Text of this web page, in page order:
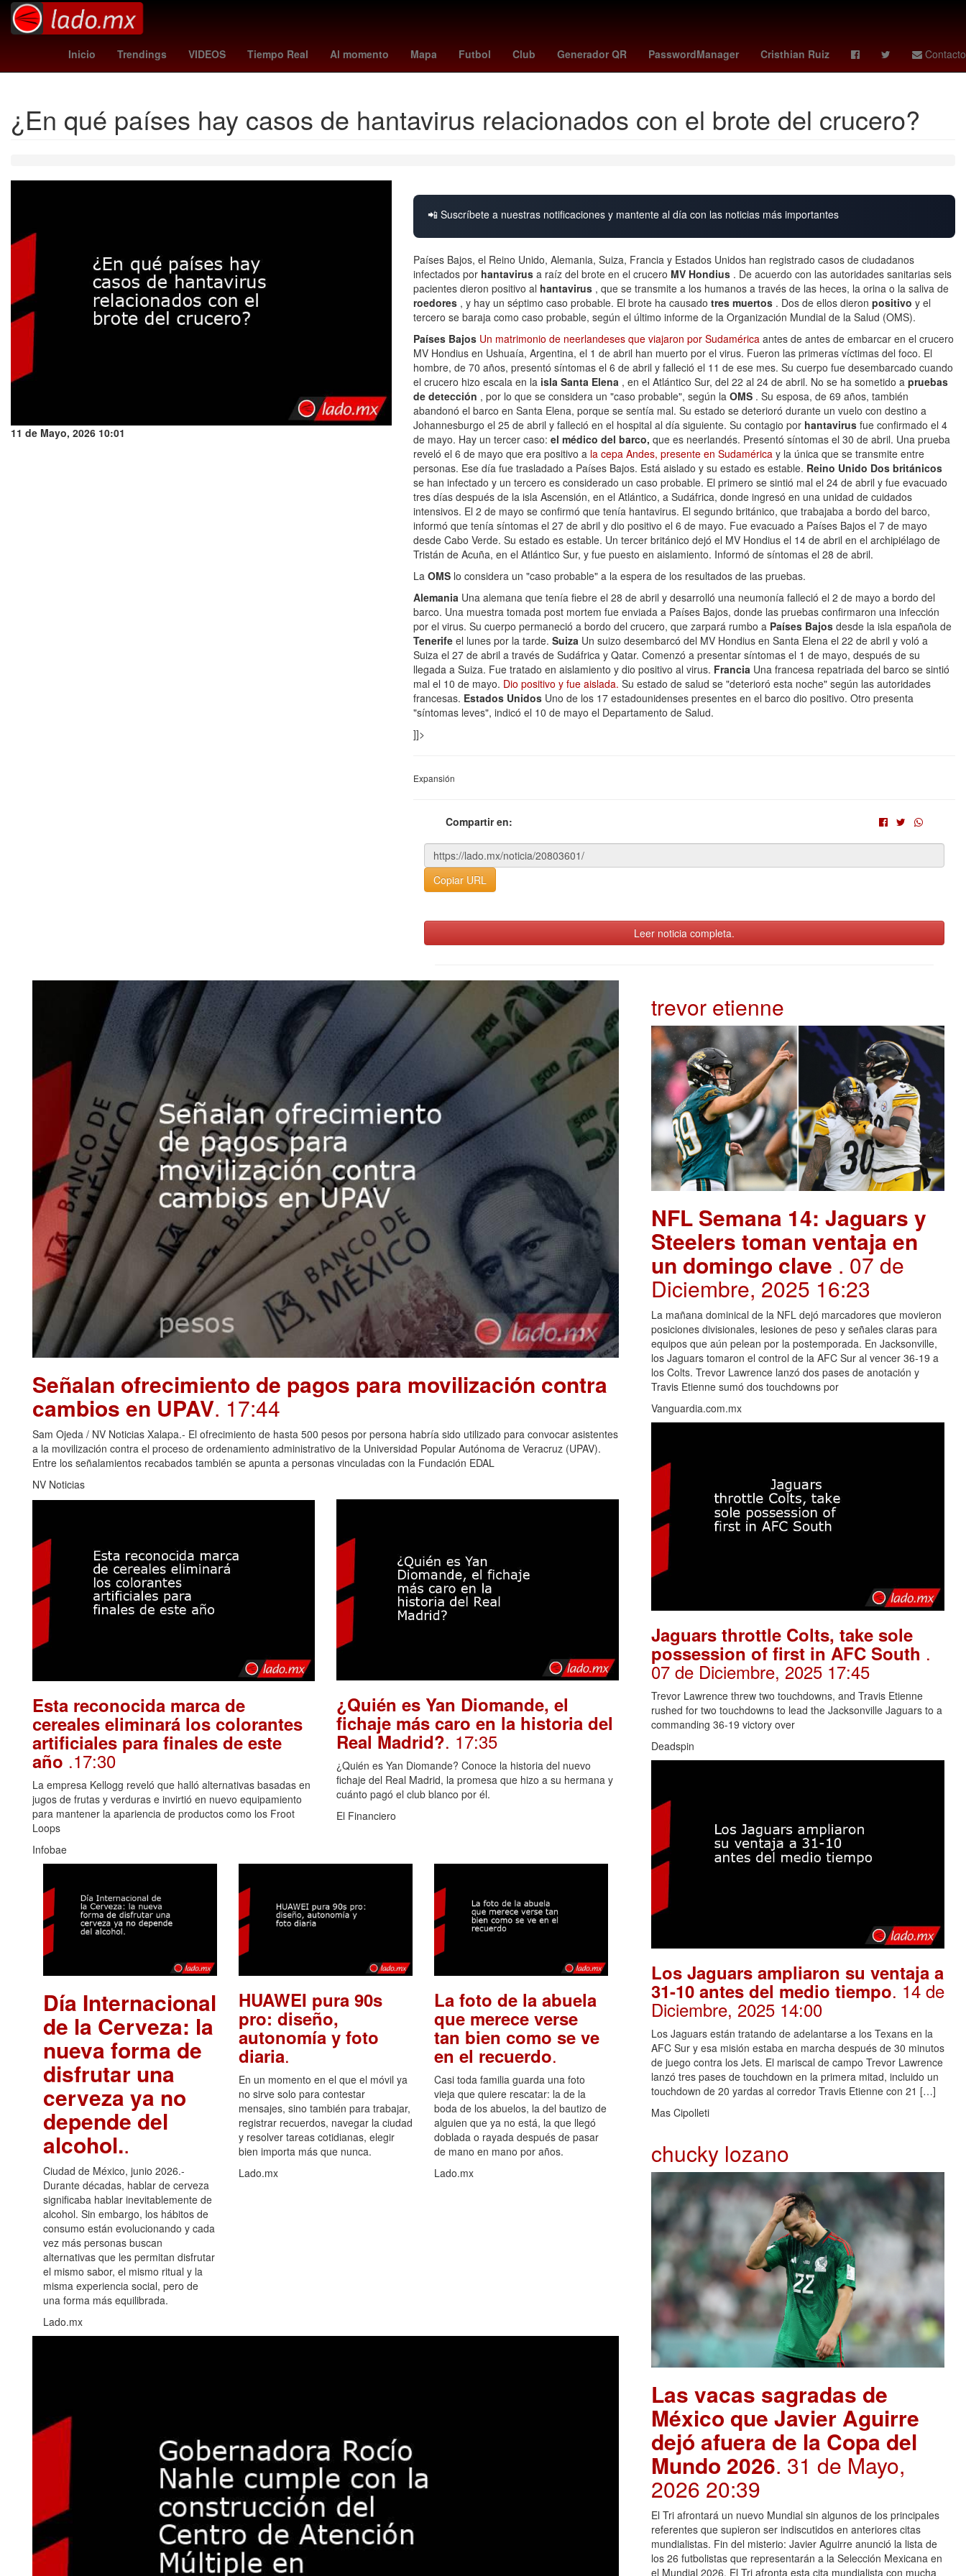
Inicio Trendings VIDEOS Tiempo Real Al momento Mapa Futbol Club Generador QR PasswordManager Cristhian Ruiz Contacto
Venezolanos Puebla de Zaragoza Aguascalientes brais méndez américa - san diego fc Basura espacial Sultanes Peculado Producción trevor etienne
¿En qué países hay casos de hantavirus relacionados con el brote del crucero?
11 de Mayo, 2026 10:01
📲 Suscríbete a nuestras notificaciones y mantente al día con las noticias más importantes
Países Bajos, el Reino Unido, Alemania, Suiza, Francia y Estados Unidos han registrado casos de ciudadanos
infectados por hantavirus a raíz del brote en el crucero MV Hondius . De acuerdo con las autoridades sanitarias seis
pacientes dieron positivo al hantavirus , que se transmite a los humanos a través de las heces, la orina o la saliva de
roedores , y hay un séptimo caso probable. El brote ha causado tres muertos . Dos de ellos dieron positivo y el
tercero se baraja como caso probable, según el último informe de la Organización Mundial de la Salud (OMS).
Países Bajos Un matrimonio de neerlandeses que viajaron por Sudamérica antes de antes de embarcar en el crucero
MV Hondius en Ushuaía, Argentina, el 1 de abril han muerto por el virus. Fueron las primeras víctimas del foco. El
hombre, de 70 años, presentó síntomas el 6 de abril y falleció el 11 de ese mes. Su cuerpo fue desembarcado cuando
el crucero hizo escala en la isla Santa Elena , en el Atlántico Sur, del 22 al 24 de abril. No se ha sometido a pruebas
de detección , por lo que se considera un "caso probable", según la OMS . Su esposa, de 69 años, también
abandonó el barco en Santa Elena, porque se sentía mal. Su estado se deterioró durante un vuelo con destino a
Johannesburgo el 25 de abril y falleció en el hospital al día siguiente. Su contagio por hantavirus fue confirmado el 4
de mayo. Hay un tercer caso: el médico del barco, que es neerlandés. Presentó síntomas el 30 de abril. Una prueba
reveló el 6 de mayo que era positivo a la cepa Andes, presente en Sudamérica y la única que se transmite entre
personas. Ese día fue trasladado a Países Bajos. Está aislado y su estado es estable. Reino Unido Dos británicos
se han infectado y un tercero es considerado un caso probable. El primero se sintió mal el 24 de abril y fue evacuado
tres días después de la isla Ascensión, en el Atlántico, a Sudáfrica, donde ingresó en una unidad de cuidados
intensivos. El 2 de mayo se confirmó que tenía hantavirus. El segundo británico, que trabajaba a bordo del barco,
informó que tenía síntomas el 27 de abril y dio positivo el 6 de mayo. Fue evacuado a Países Bajos el 7 de mayo
desde Cabo Verde. Su estado es estable. Un tercer británico dejó el MV Hondius el 14 de abril en el archipiélago de
Tristán de Acuña, en el Atlántico Sur, y fue puesto en aislamiento. Informó de síntomas el 28 de abril.
La OMS lo considera un "caso probable" a la espera de los resultados de las pruebas.
Alemania Una alemana que tenía fiebre el 28 de abril y desarrolló una neumonía falleció el 2 de mayo a bordo del
barco. Una muestra tomada post mortem fue enviada a Países Bajos, donde las pruebas confirmaron una infección
por el virus. Su cuerpo permaneció a bordo del crucero, que zarpará rumbo a Países Bajos desde la isla española de
Tenerife el lunes por la tarde. Suiza Un suizo desembarcó del MV Hondius en Santa Elena el 22 de abril y voló a
Suiza el 27 de abril a través de Sudáfrica y Qatar. Comenzó a presentar síntomas el 1 de mayo, después de su
llegada a Suiza. Fue tratado en aislamiento y dio positivo al virus. Francia Una francesa repatriada del barco se sintió
mal el 10 de mayo. Dio positivo y fue aislada. Su estado de salud se "deterioró esta noche" según las autoridades
francesas. Estados Unidos Uno de los 17 estadounidenses presentes en el barco dio positivo. Otro presenta
"síntomas leves", indicó el 10 de mayo el Departamento de Salud.
]]>
Expansión
Compartir en:
Copiar URL
Leer noticia completa.
Señalan ofrecimiento de pagos para movilización contra
cambios en UPAV. 17:44
Sam Ojeda / NV Noticias Xalapa.- El ofrecimiento de hasta 500 pesos por persona habría sido utilizado para convocar asistentes
a la movilización contra el proceso de ordenamiento administrativo de la Universidad Popular Autónoma de Veracruz (UPAV).
Entre los señalamientos recabados también se apunta a personas vinculadas con la Fundación EDAL
NV Noticias
Esta reconocida marca de
cereales eliminará los colorantes
artificiales para finales de este
año .17:30
La empresa Kellogg reveló que halló alternativas basadas en
jugos de frutas y verduras e invirtió en nuevo equipamiento
para mantener la apariencia de productos como los Froot
Loops
Infobae
¿Quién es Yan Diomande, el
fichaje más caro en la historia del
Real Madrid?. 17:35
¿Quién es Yan Diomande? Conoce la historia del nuevo
fichaje del Real Madrid, la promesa que hizo a su hermana y
cuánto pagó el club blanco por él.
El Financiero
Día Internacional
de la Cerveza: la
nueva forma de
disfrutar una
cerveza ya no
depende del
alcohol..
Ciudad de México, junio 2026.-
Durante décadas, hablar de cerveza
significaba hablar inevitablemente de
alcohol. Sin embargo, los hábitos de
consumo están evolucionando y cada
vez más personas buscan
alternativas que les permitan disfrutar
el mismo sabor, el mismo ritual y la
misma experiencia social, pero de
una forma más equilibrada.
Lado.mx
HUAWEI pura 90s
pro: diseño,
autonomía y foto
diaria.
En un momento en el que el móvil ya
no sirve solo para contestar
mensajes, sino también para trabajar,
registrar recuerdos, navegar la ciudad
y resolver tareas cotidianas, elegir
bien importa más que nunca.
Lado.mx
La foto de la abuela
que merece verse
tan bien como se ve
en el recuerdo.
Casi toda familia guarda una foto
vieja que quiere rescatar: la de la
boda de los abuelos, la del bautizo de
alguien que ya no está, la que llegó
doblada o rayada después de pasar
de mano en mano por años.
Lado.mx
trevor etienne
NFL Semana 14: Jaguars y
Steelers toman ventaja en
un domingo clave . 07 de
Diciembre, 2025 16:23
La mañana dominical de la NFL dejó marcadores que movieron
posiciones divisionales, lesiones de peso y señales claras para
equipos que aún pelean por la postemporada. En Jacksonville,
los Jaguars tomaron el control de la AFC Sur al vencer 36-19 a
los Colts. Trevor Lawrence lanzó dos pases de anotación y
Travis Etienne sumó dos touchdowns por
Vanguardia.com.mx
Jaguars throttle Colts, take sole
possession of first in AFC South .
07 de Diciembre, 2025 17:45
Trevor Lawrence threw two touchdowns, and Travis Etienne
rushed for two touchdowns to lead the Jacksonville Jaguars to a
commanding 36-19 victory over
Deadspin
Los Jaguars ampliaron su ventaja a
31-10 antes del medio tiempo. 14 de
Diciembre, 2025 14:00
Los Jaguars están tratando de adelantarse a los Texans en la
AFC Sur y esa misión estaba en marcha después de 30 minutos
de juego contra los Jets. El mariscal de campo Trevor Lawrence
lanzó tres pases de touchdown en la primera mitad, incluido un
touchdown de 20 yardas al corredor Travis Etienne con 21 […]
Mas Cipolleti
chucky lozano
Las vacas sagradas de
México que Javier Aguirre
dejó afuera de la Copa del
Mundo 2026. 31 de Mayo,
2026 20:39
El Tri afrontará un nuevo Mundial sin algunos de los principales
referentes que supieron ser indiscutidos en anteriores citas
mundialistas. Fin del misterio: Javier Aguirre anunció la lista de
los 26 futbolistas que representarán a la Selección Mexicana en
el Mundial 2026. El Tri afronta esta cita mundialista con mucha